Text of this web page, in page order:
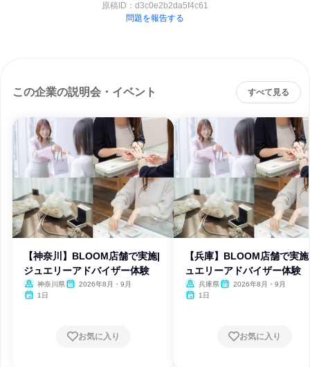
原稿ID： d3c0e2b2da5f4c61
問題を報告する
この企業の説明会・イベント すべて見る
【神奈川】BLOOM店舗で実施|
ジュエリーアドバイザー体験
神奈川県
2026年8月・9月
1日
お気に入り
【兵庫】BLOOM店舗で実
ュエリーアドバイザー体験
兵庫県
2026年8月・9月
1日
お気に入り